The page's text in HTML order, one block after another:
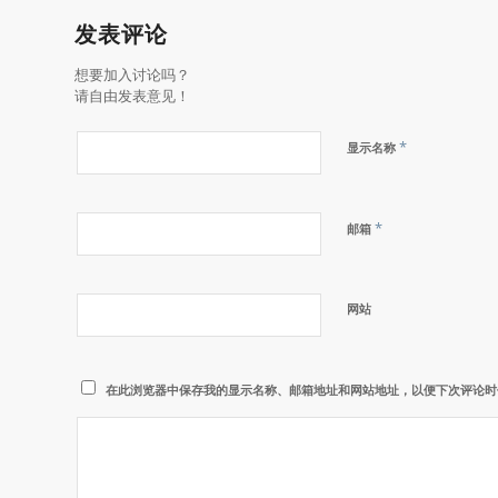
发表评论
想要加入讨论吗？
请自由发表意见！
显示名称 *
邮箱 *
网站
在此浏览器中保存我的显示名称、邮箱地址和网站地址，以便下次评论